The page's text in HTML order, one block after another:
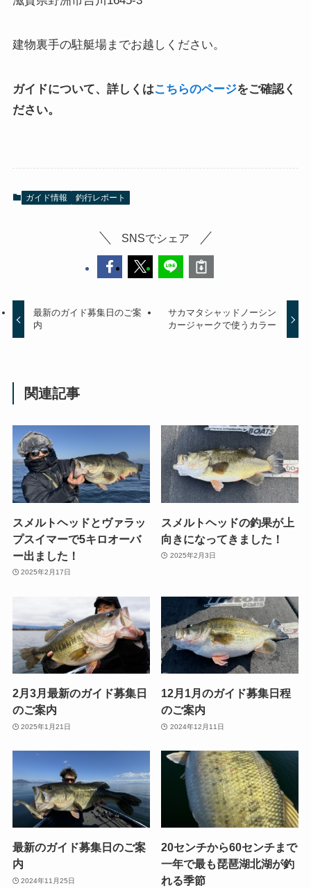
建物裏手の駐艇場までお越しください。
ガイドについて、詳しくはこちらのページをご確認く
ださい。
ガイド情報 釣行レポート
SNSでシェア
最新のガイド募集日のご案
内
サカマタシャッドノーシン
カージャークで使うカラー
関連記事
スメルトヘッドとヴァラッ
プスイマーで5キロオーバ
ー出ました！
2025年2月17日
スメルトヘッドの釣果が上
向きになってきました！
2025年2月3日
2月3月最新のガイド募集日
のご案内
2025年1月21日
12月1月のガイド募集日程
のご案内
2024年12月11日
最新のガイド募集日のご案
内
2024年11月25日
20センチから60センチまで
一年で最も琵琶湖北湖が釣
れる季節